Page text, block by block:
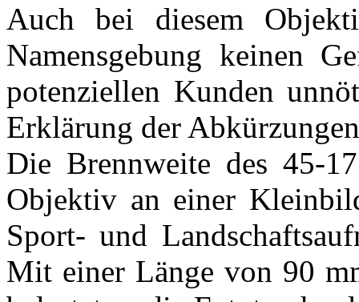
Auch bei diesem
Namensgebung keinen
potenziellen Kunden
Erklärung der
Die Brennweite des 45-
Objektiv an einer
Sport- und
Mit einer Länge von 90